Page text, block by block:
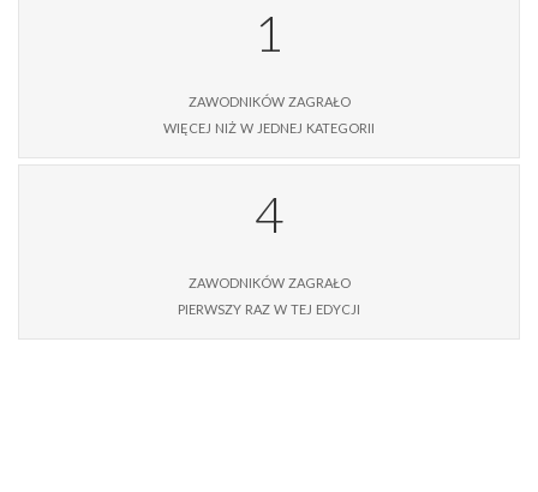
1
zawodników zagrało
więcej niż w jednej kategorii
4
zawodników zagrało
pierwszy raz w tej edycji